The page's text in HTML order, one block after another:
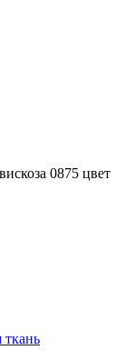
0875 цвет
ткань